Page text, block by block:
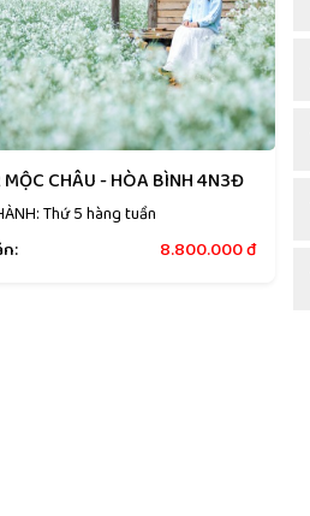
MỘC CHÂU - HÒA BÌNH 4N3Đ
Thứ 5 hàng tuần
8.800.000đ